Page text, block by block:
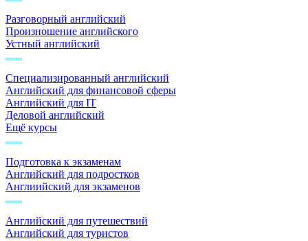
Разговорный английский
Произношение английского
Устный английский
Специализированный английский
Английский для финансовой сферы
Английский для IT
Деловой английский
Ещё курсы
Подготовка к экзаменам
Английский для подростков
Англиийский для экзаменов
Английский для путешествий
Английский для туристов